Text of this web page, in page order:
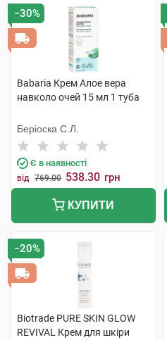
−30%
Babaria Крем Aлое вера
навколо очей 15 мл 1 туба
Беріоска С.Л.
Є в наявності
від 769.00 538.30 грн
КУПИТИ
−20%
Biotrade PURE SKIN GLOW
REVIVAL Крем для шкіри